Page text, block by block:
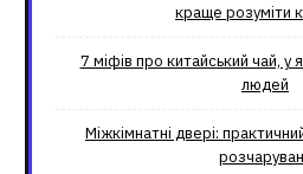
краще розуміти
7 міфів про китайський чай, у
людей
Міжкімнатні двері: